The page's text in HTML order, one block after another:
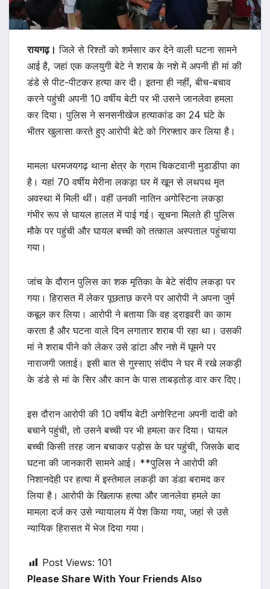
रायगढ़। जिले से रिश्तों को शर्मसार कर देने वाली घटना सामने
आई है, जहां एक कलयुगी बेटे ने शराब के नशे में अपनी ही मां की
डंडे से पीट-पीटकर हत्या कर दी। इतना ही नहीं, बीच-बचाव
करने पहुंची अपनी 10 वर्षीय बेटी पर भी उसने जानलेवा हमला
कर दिया। पुलिस ने सनसनीखेज हत्याकांड का 24 घंटे के
भीतर खुलासा करते हुए आरोपी बेटे को गिरफ्तार कर लिया है।
मामला धरमजयगढ़ थाना क्षेत्र के ग्राम चिकटवानी मुडाडीपा का
है। यहां 70 वर्षीय मेरीना लकड़ा घर में खून से लथपथ मृत
अवस्था में मिली थीं। वहीं उनकी नातिन अगोस्टिना लकड़ा
गंभीर रूप से घायल हालत में पाई गई। सूचना मिलते ही पुलिस
मौके पर पहुंची और घायल बच्ची को तत्काल अस्पताल पहुंचाया
गया।
जांच के दौरान पुलिस का शक मृतिका के बेटे संदीप लकड़ा पर
गया। हिरासत में लेकर पूछताछ करने पर आरोपी ने अपना जुर्म
कबूल कर लिया। आरोपी ने बताया कि वह ड्राइवरी का काम
करता है और घटना वाले दिन लगातार शराब पी रहा था। उसकी
मां ने शराब पीने को लेकर उसे डांटा और नशे में घूमने पर
नाराजगी जताई। इसी बात से गुस्साए संदीप ने घर में रखे लकड़ी
के डंडे से मां के सिर और कान के पास ताबड़तोड़ वार कर दिए।
इस दौरान आरोपी की 10 वर्षीय बेटी अगोस्टिना अपनी दादी को
बचाने पहुंची, तो उसने बच्ची पर भी हमला कर दिया। घायल
बच्ची किसी तरह जान बचाकर पड़ोस के घर पहुंची, जिसके बाद
घटना की जानकारी सामने आई। **पुलिस ने आरोपी की
निशानदेही पर हत्या में इस्तेमाल लकड़ी का डंडा बरामद कर
लिया है। आरोपी के खिलाफ हत्या और जानलेवा हमले का
मामला दर्ज कर उसे न्यायालय में पेश किया गया, जहां से उसे
न्यायिक हिरासत में भेज दिया गया।
Post Views: 101
Please Share With Your Friends Also